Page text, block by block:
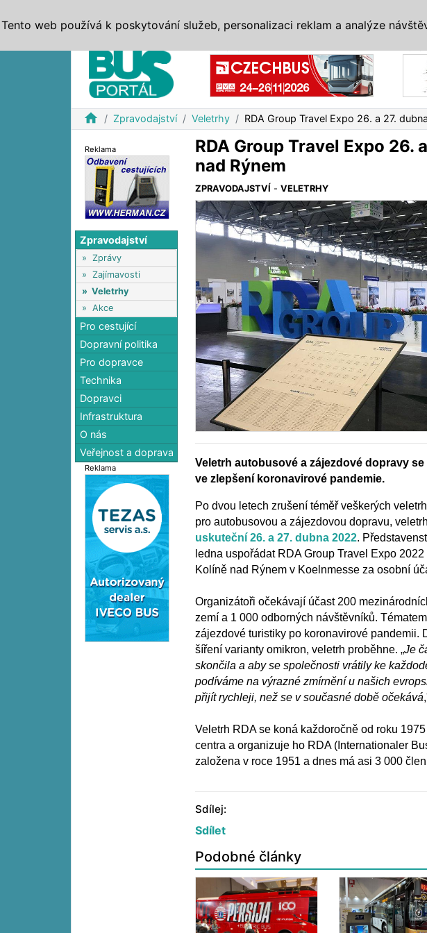
home Zpravodajství Veletrhy RDA Group Travel Expo 26. a 27.
Reklama
Zpravodajství
» Zprávy
» Zajímavosti
» Veletrhy
» Akce
Pro cestující
Dopravní politika
Pro dopravce
Technika
Dopravci
Infrastruktura
O nás
Veřejnost a doprava
Reklama
RDA Group Travel Expo 26.
nad Rýnem
ZPRAVODAJSTVÍ -VELETRHY
Veletrh autobusové a zájezdové dopravy
ve zlepšení koronavirové pandemie.
Po dvou letech zrušení téměř veškerých
pro autobusovou a zájezdovou dopravu, veletrh
uskuteční 26. a 27. dubna 2022.
ledna uspořádat RDA Group Travel Expo
Kolíně nad Rýnem v Koelnmesse za osobní
Organizátoři očekávají účast 200
zemí a 1 000 odborných návštěvníků.
zájezdové turistiky po koronavirové pandemii.
šíření varianty omikron, veletrh proběhne. „Je
skončila a aby se společnosti vrátily ke
podíváme na výrazné zmírnění u našich
přijít rychleji, než se v současné době očekává
Veletrh RDA se koná každoročně od roku
centra a organizuje ho RDA (Internationaler
založena v roce 1951 a dnes má asi 3 000
Sdílej:
Sdílet
Podobné články
Tento web používá k poskytování služeb, personalizaci reklam a analýze